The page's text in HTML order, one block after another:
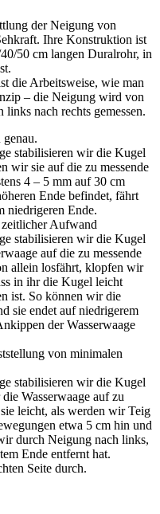
der Neigung von
Ihre Konstruktion ist
50 cm langen Duralrohr, in
die Arbeitsweise, wie man
– die Neigung wird von
nach rechts gemessen.
stabilisieren wir die Kugel
wir sie auf die zu messende
4 – 5 mm auf 30 cm
Ende befindet, fährt
niedrigeren Ende.
Aufwand
stabilisieren wir die Kugel
auf die zu messende
allein losfährt, klopfen wir
in ihr die Kugel leicht
ist. So können wir die
sie endet auf niedrigerem
der Wasserwaage
von minimalen
stabilisieren wir die Kugel
Wasserwaage auf zu
leicht, als werden wir Teig
etwa 5 cm hin und
durch Neigung nach links,
Ende entfernt hat.
Seite durch.